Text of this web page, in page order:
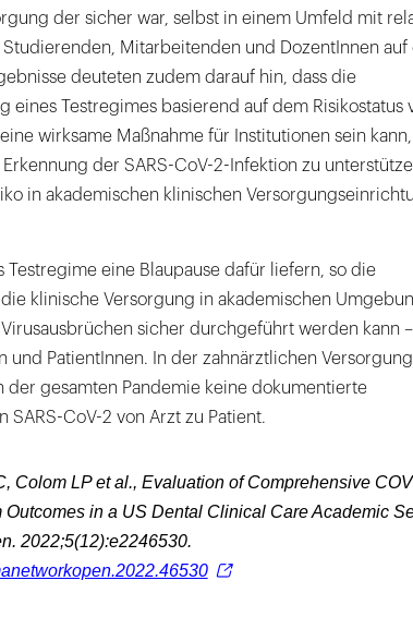
der sicher war, selbst in einem Umfeld mit
Studierenden, Mitarbeitenden und DozentInnen auf
deuteten zudem darauf hin, dass die
eines Testregimes basierend auf dem Risikostatus
wirksame Maßnahme für Institutionen sein
der SARS-CoV-2-Infektion zu
in akademischen klinischen
Testregime eine Blaupause dafür liefern, so die
klinische Versorgung in akademischen
sicher durchgeführt werden kann
und PatientInnen. In der zahnärztlichen
der gesamten Pandemie keine dokumentierte
SARS-CoV-2 von Arzt zu Patient.
Colom LP et al., Evaluation of Comprehensive
Outcomes in a US Dental Clinical Care Academic
2022;5(12):e2246530.